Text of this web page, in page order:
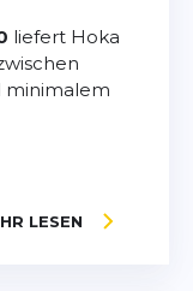
liefert Hoka
minimalem
LESEN